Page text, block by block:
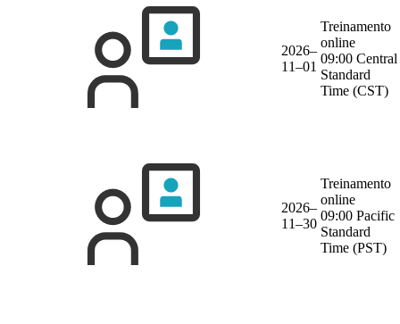
2026–
11–01
Treinamento
online
09:00 Central
Standard
Time (CST)
2026–
11–30
Treinamento
online
09:00 Pacific
Standard
Time (PST)